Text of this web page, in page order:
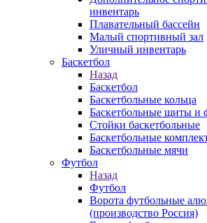
инвентарь
Плавательный бассейн
Малый спортивный зал
Уличный инвентарь
Баскетбол
Назад
Баскетбол
Баскетбольные кольца
Баскетбольные щиты и
Стойки баскетбольные
Баскетбольные
Баскетбольные мячи
Футбол
Назад
Футбол
Ворота футбольные
(производство Россия)